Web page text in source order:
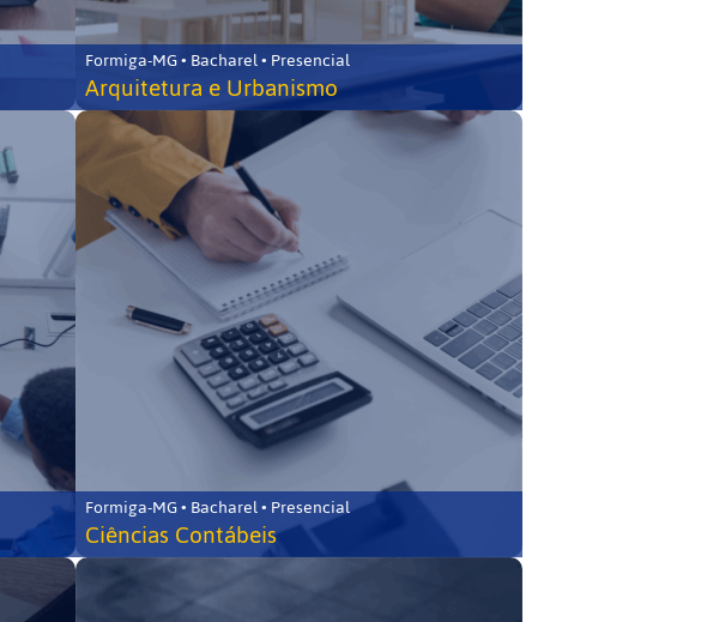
Formiga-MG • Bacharel • Presencial
Arquitetura e Urbanismo
Formiga-MG • Bacharel • Presencial
Ciências Contábeis